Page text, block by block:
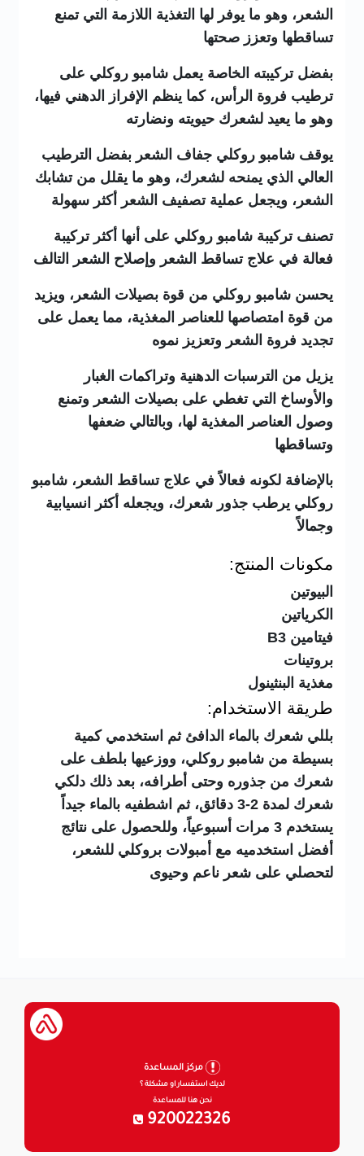
الشعر، وهو ما يوفر لها التغذية اللازمة التي تمنع
تساقطها وتعزز صحتها
بفضل تركيبته الخاصة يعمل شامبو روكلي على
ترطيب فروة الرأس، كما ينظم الإفراز الدهني فيها،
وهو ما يعيد لشعرك حيويته ونضارته
يوقف شامبو روكلي جفاف الشعر بفضل الترطيب
العالي الذي يمنحه لشعرك، وهو ما يقلل من تشابك
الشعر، ويجعل عملية تصفيف الشعر أكثر سهولة
تصنف تركيبة شامبو روكلي على أنها أكثر تركيبة
فعالة في علاج تساقط الشعر وإصلاح الشعر التالف
يحسن شامبو روكلي من قوة بصيلات الشعر، ويزيد
من قوة امتصاصها للعناصر المغذية، مما يعمل على
تجديد فروة الشعر وتعزيز نموه
يزيل من الترسبات الدهنية وتراكمات الغبار
والأوساخ التي تغطي على بصيلات الشعر وتمنع
وصول العناصر المغذية لها، وبالتالي ضعفها
وتساقطها
بالإضافة لكونه فعالاً في علاج تساقط الشعر، شامبو
روكلي يرطب جذور شعرك، ويجعله أكثر انسيابية
وجمالاً
مكونات المنتج:
البيوتين
الكرياتين
فيتامين B3
بروتينات
مغذية البنثينول
طريقة الاستخدام:
بللي شعرك بالماء الدافئ ثم استخدمي كمية
بسيطة من شامبو روكلي، ووزعيها بلطف على
شعرك من جذوره وحتى أطرافه، بعد ذلك دلكي
شعرك لمدة 2-3 دقائق، ثم اشطفيه بالماء جيداً
يستخدم 3 مرات أسبوعياً، وللحصول على نتائج
أفضل استخدميه مع أمبولات بروكلي للشعر،
لتحصلي على شعر ناعم وحيوى
مركز المساعدة
لديك استفسار او مشكلة ؟
نحن هنا للمساعدة
920022326